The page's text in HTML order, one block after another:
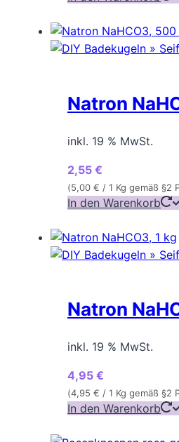
Natron
inkl. 19 % MwSt.
2,55 €
(5,00 € / 1 Kg gemäß §2
In den Warenkorb
Natron
inkl. 19 % MwSt.
4,95 €
(4,95 € / 1 Kg gemäß §2
In den Warenkorb